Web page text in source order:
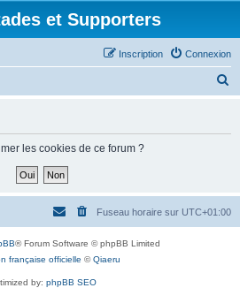
et Supporters
Connexion
Inscription
h
les cookies de ce forum ?
Fuseau horaire sur UTC+01:00
® Forum Software © phpBB Limited
française officielle ©Qiaeru
by: phpBB SEO